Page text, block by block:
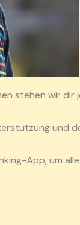
stehen wir dir
und
App, um